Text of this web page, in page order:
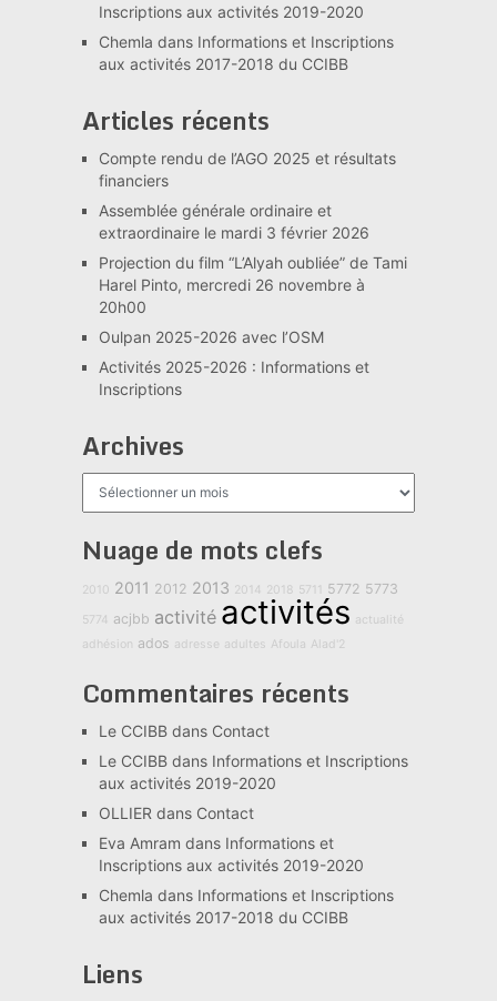
Inscriptions aux activités 2019-2020
Chemla dans Informations et Inscriptions
aux activités 2017-2018 du CCIBB
Articles récents
Compte rendu de l’AGO 2025 et résultats
financiers
Assemblée générale ordinaire et
extraordinaire le mardi 3 février 2026
Projection du film “L’Alyah oubliée” de Tami
Harel Pinto, mercredi 26 novembre à
20h00
Oulpan 2025-2026 avec l’OSM
Activités 2025-2026 : Informations et
Inscriptions
Archives
Archives
Nuage de mots clefs
2010 2011 2012 2013 2014 2018 5711 5772 5773
5774 acjbb activité activités actualité
adhésion ados adresse adultes Afoula Alad'2
Commentaires récents
Le CCIBBdans Contact
Le CCIBBdans Informations et Inscriptions
aux activités 2019-2020
OLLIER dans Contact
Eva Amram dans Informations et
Inscriptions aux activités 2019-2020
Chemla dans Informations et Inscriptions
aux activités 2017-2018 du CCIBB
Liens